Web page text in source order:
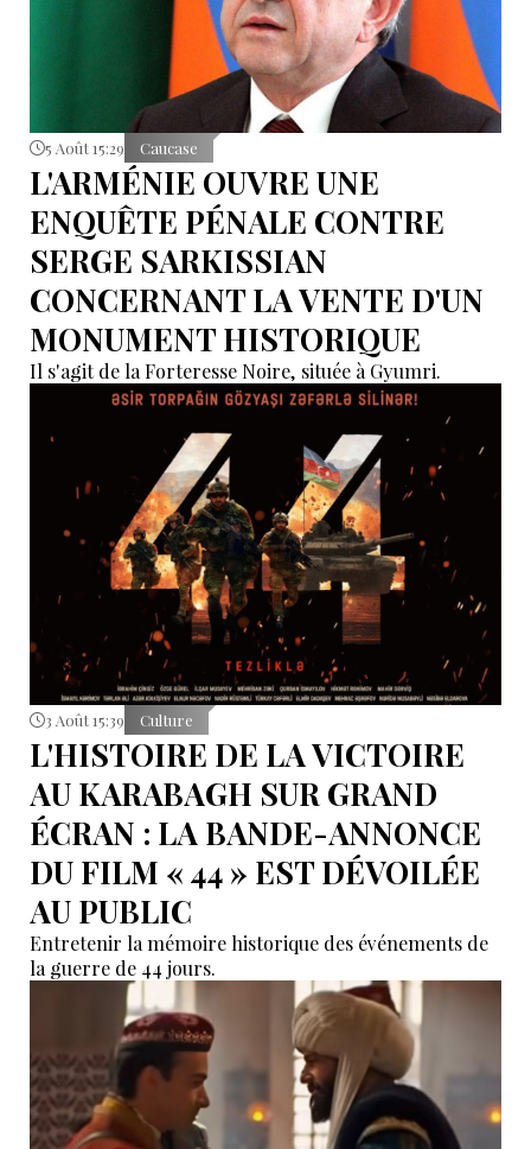
5 Août 15:29 Caucase
L'ARMÉNIE OUVRE UNE
ENQUÊTE PÉNALE CONTRE
SERGE SARKISSIAN
CONCERNANT LA VENTE D'UN
MONUMENT HISTORIQUE
Il s'agit de la Forteresse Noire, située à Gyumri.
3 Août 15:39 Culture
L'HISTOIRE DE LA VICTOIRE
AU KARABAGH SUR GRAND
ÉCRAN : LA BANDE-ANNONCE
DU FILM « 44 » EST DÉVOILÉE
AU PUBLIC
Entretenir la mémoire historique des événements de
la guerre de 44 jours.